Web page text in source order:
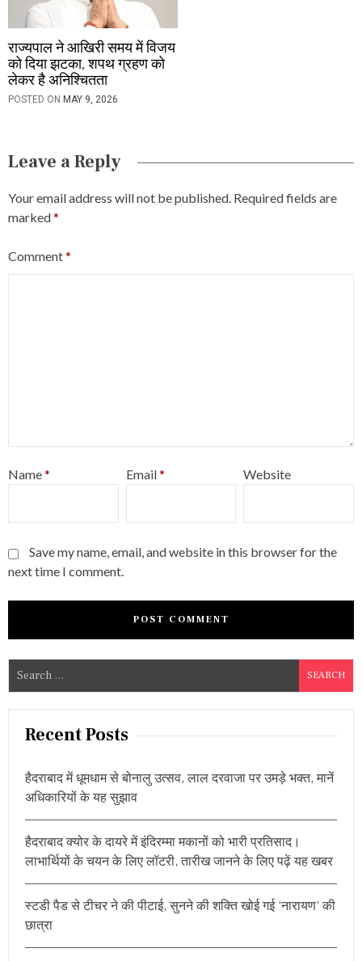
राज्यपाल ने आखिरी समय में विजय
को दिया झटका, शपथ ग्रहण को
लेकर है अनिश्चितता
POSTED ON MAY 9, 2026
Leave a Reply
Your email address will not be published. Required fields are
marked*
Comment*
Name* Email* Website
Save my name, email, and website in this browser for the
next time I comment.
e
a
Recent Posts
हैदराबाद में धूमधाम से बोनालु उत्सव, लाल दरवाजा पर उमड़े भक्त, मानें
अधिकारियों के यह सुझाव
हैदराबाद क्योर के दायरे में इंदिरम्मा मकानों को भारी प्रतिसाद।
लाभार्थियों के चयन के लिए लॉटरी, तारीख जानने के लिए पढ़ें यह खबर
स्टडी पैड से टीचर ने की पीटाई, सुनने की शक्ति खोई गई ‘नारायण’ की
छात्रा